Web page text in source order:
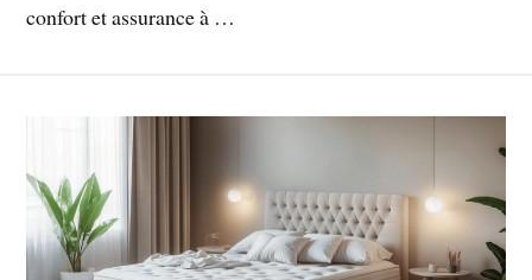
confort et assurance à …